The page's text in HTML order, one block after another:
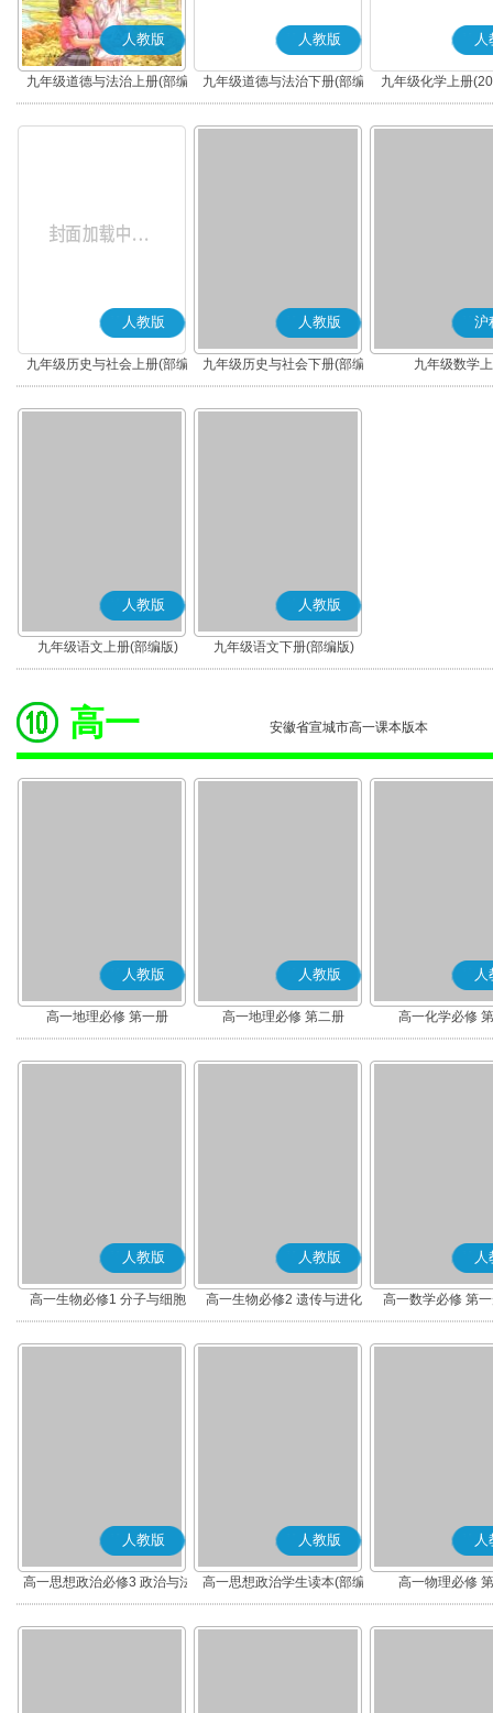
人教版
九年级道德与法治上册(部编
版)
人教版
九年级道德与法治下册(部编
版)
人
九年级化学上册
人教版
九年级历史与社会上册(部编
版)
人教版
九年级历史与社会下册(部编
版)
沪
九年级数学
人教版
九年级语文上册(部编版)
人教版
九年级语文下册(部编版)
高一 安徽省宣城市高一课本版本
人教版
高一地理必修 第一册
人教版
高一地理必修 第二册
人
高一化学必修
人教版
高一生物必修1 分子与细胞
人教版
高一生物必修2 遗传与进化
人
高一数学必修 第
人教版
高一思想政治必修3 政治与法
治(部编版)
人教版
高一思想政治学生读本(部编
版)
人
高一物理必修